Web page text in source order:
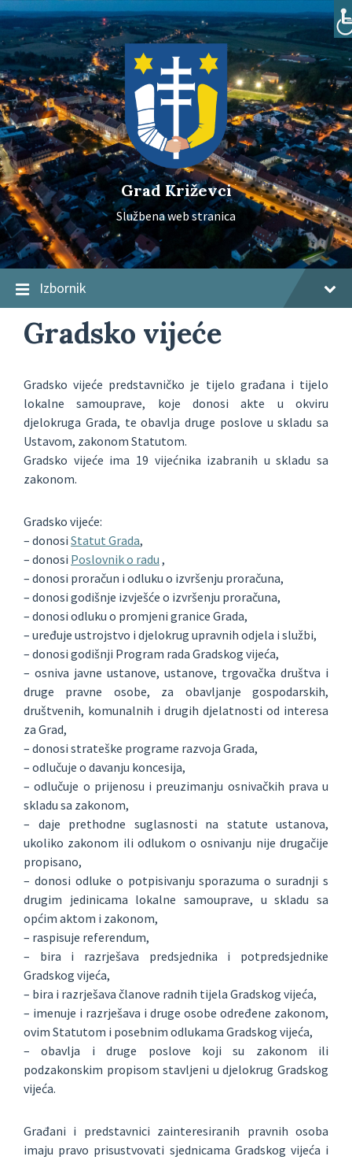
Skip
to
content
Skip
to
main
navigation
Skip
to
footer
Grad Križevci
Službena web stranica
Izbornik
Gradsko vijeće
Gradsko vijeće predstavničko je tijelo građana i tijelo
lokalne samouprave, koje donosi akte u okviru
djelokruga Grada, te obavlja druge poslove u skladu sa
Ustavom, zakonom Statutom.
Gradsko vijeće ima 19 vijećnika izabranih u skladu sa
zakonom.
Gradsko vijeće:
– donosi Statut Grada,
– donosi Poslovnik o radu ,
– donosi proračun i odluku o izvršenju proračuna,
– donosi godišnje izvješće o izvršenju proračuna,
– donosi odluku o promjeni granice Grada,
– uređuje ustrojstvo i djelokrug upravnih odjela i službi,
– donosi godišnji Program rada Gradskog vijeća,
– osniva javne ustanove, ustanove, trgovačka društva i
druge pravne osobe, za obavljanje gospodarskih,
društvenih, komunalnih i drugih djelatnosti od interesa
za Grad,
– donosi strateške programe razvoja Grada,
– odlučuje o davanju koncesija,
– odlučuje o prijenosu i preuzimanju osnivačkih prava u
skladu sa zakonom,
– daje prethodne suglasnosti na statute ustanova,
ukoliko zakonom ili odlukom o osnivanju nije drugačije
propisano,
– donosi odluke o potpisivanju sporazuma o suradnji s
drugim jedinicama lokalne samouprave, u skladu sa
općim aktom i zakonom,
– raspisuje referendum,
– bira i razrješava predsjednika i potpredsjednike
Gradskog vijeća,
– bira i razrješava članove radnih tijela Gradskog vijeća,
– imenuje i razrješava i druge osobe određene zakonom,
ovim Statutom i posebnim odlukama Gradskog vijeća,
– obavlja i druge poslove koji su zakonom ili
podzakonskim propisom stavljeni u djelokrug Gradskog
vijeća.
Građani i predstavnici zainteresiranih pravnih osoba
imaju pravo prisustvovati sjednicama Gradskog vijeća i